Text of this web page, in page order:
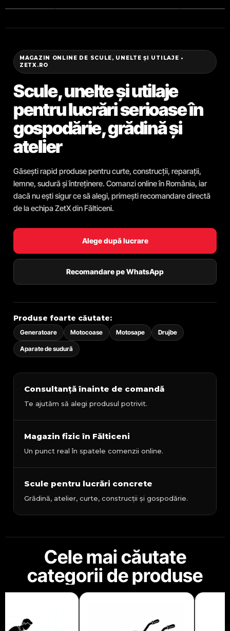
MAGAZIN ONLINE DE SCULE, UNELTE ȘI UTILAJE •
ZETX.RO
Scule, unelte și utilaje
pentru lucrări serioase în
gospodărie, grădină și
atelier
Găsești rapid produse pentru curte, construcții, reparații,
lemne, sudură și întreținere. Comanzi online în România, iar
dacă nu ești sigur ce să alegi, primești recomandare directă
de la echipa ZetX din Fălticeni.
Alege după lucrare
Recomandare pe WhatsApp
Produse foarte căutate:
Generatoare Motocoase Motosape Drujbe
Aparate de sudură
Consultanță înainte de comandă
Te ajutăm să alegi produsul potrivit.
Magazin fizic în Fălticeni
Un punct real în spatele comenzii online.
Scule pentru lucrări concrete
Grădină, atelier, curte, construcții și gospodărie.
Cele mai căutate
categorii de produse